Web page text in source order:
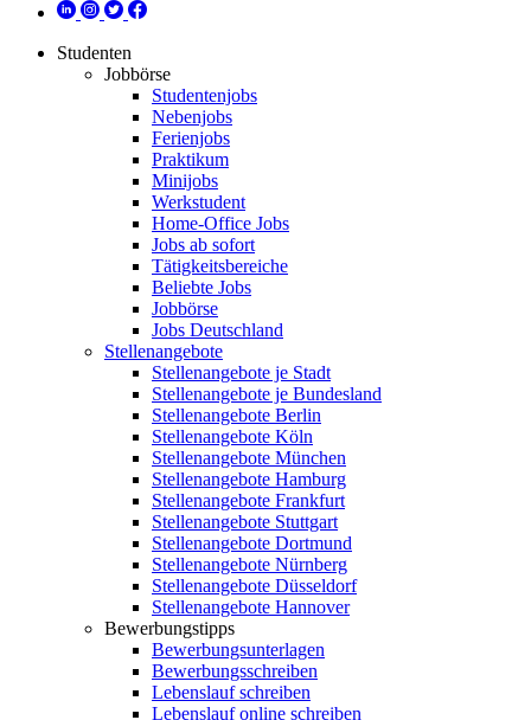
Studenten
Jobbörse
Studentenjobs
Nebenjobs
Ferienjobs
Praktikum
Minijobs
Werkstudent
Home-Office Jobs
Jobs ab sofort
Tätigkeitsbereiche
Beliebte Jobs
Jobbörse
Jobs Deutschland
Stellenangebote
Stellenangebote je Stadt
Stellenangebote je Bundesland
Stellenangebote Berlin
Stellenangebote Köln
Stellenangebote München
Stellenangebote Hamburg
Stellenangebote Frankfurt
Stellenangebote Stuttgart
Stellenangebote Dortmund
Stellenangebote Nürnberg
Stellenangebote Düsseldorf
Stellenangebote Hannover
Bewerbungstipps
Bewerbungsunterlagen
Bewerbungsschreiben
Lebenslauf schreiben
Lebenslauf online schreiben